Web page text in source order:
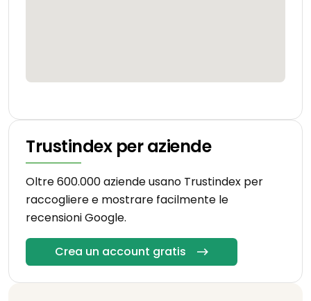
Trustindex per aziende
Oltre 600.000 aziende usano Trustindex per
raccogliere e mostrare facilmente le
recensioni Google.
Crea un account gratis